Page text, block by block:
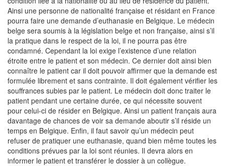
Ainsi une personne de nationalité française et résidant en France
pourra faire une demande d’euthanasie en Belgique. Le médecin
belge sera soumis à la législation belge et non française, ainsi s’il
la pratique dans le respect de la loi, il ne pourra pas être
condamné. Cependant la loi exige l’existence d’une relation
étroite entre le patient et son médecin. Ce dernier doit ainsi bien
connaître le patient car il doit pouvoir affirmer que la demande est
formulée librement et sans contrainte. Il doit également vérifier les
souffrances subies par le patient. Le médecin doit donc traiter le
patient pendant une certaine durée, ce qui nécessite souvent
pour celui-ci de résider en Belgique. Ainsi un patient français aura
davantage de chances de voir sa demande aboutir s’il réside un
temps en Belgique. Enfin, il faut savoir qu’un médecin peut
refuser de pratiquer une euthanasie, quand bien même toutes les
conditions prévues par la loi sont réunies. Il devra alors en
informer le patient et transférer le dossier à un collègue.